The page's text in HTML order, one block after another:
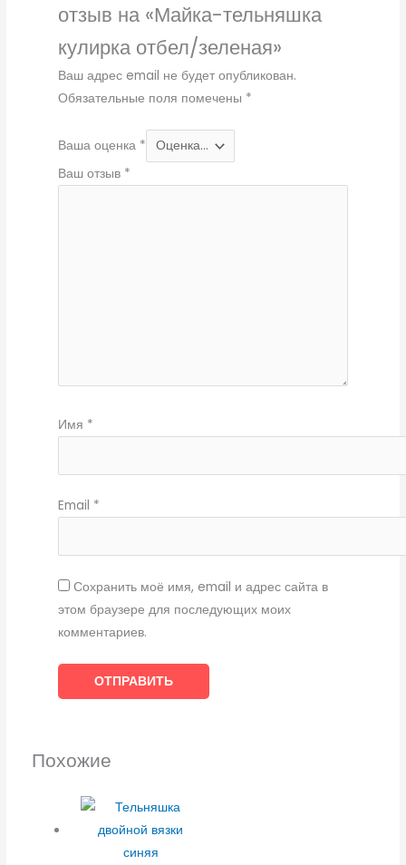
отзыв на «Майка-тельняшка
кулирка отбел/зеленая»
Ваш адрес email не будет опубликован.
Обязательные поля помечены *
Ваша оценка *
Ваш отзыв *
Имя *
Email *
Сохранить моё имя, email и адрес сайта в
этом браузере для последующих моих
комментариев.
Похожие